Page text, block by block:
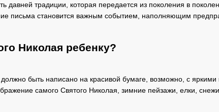
давней традиции, которая передается из поколения в
письма становится важным событием, наполняющим
Николая ребенку?
быть написано на красивой бумаге, возможно, с
самого Святого Николая, зимние пейзажи, елки,